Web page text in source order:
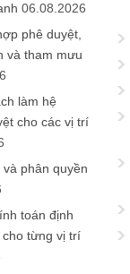
06.08.2026
phê duyệt,
và tham mưu
làm hệ
cho các vị trí
phân quyền
toán định
từng vị trí